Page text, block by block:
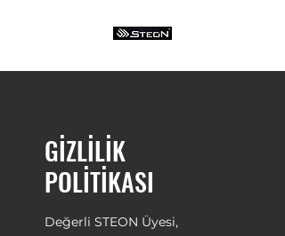
GİZLİLİK
POLİTİKASI
Değerli STEON Üyesi,